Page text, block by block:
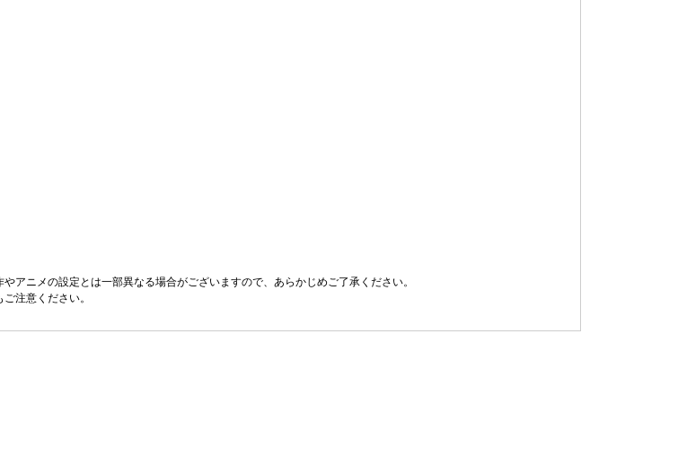
アニメの設定とは一部異なる場合がございますので、あらかじめご了承ください。
注意ください。